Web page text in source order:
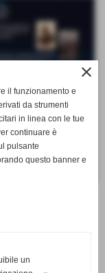
close
il funzionamento e
da strumenti
in linea con le tue
continuare è
pulsante
questo banner e
un